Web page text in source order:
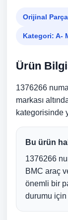
Orijinal
Kategori: A-
Ürün
1376266
markası
kategorisinde
Bu ürün
1376266
BMC araç
önemli bir
durumu